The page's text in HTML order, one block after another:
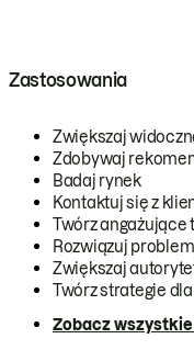
Zastosowania
Zwiększaj
Zdobywaj
Badaj rynek
Kontaktuj się z
Twórz angażujące
Rozwiązuj
Zwiększaj
Twórz strategie
Zobacz